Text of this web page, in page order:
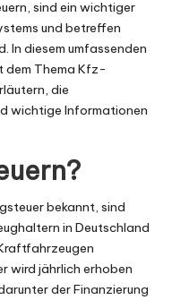
sind ein wichtiger
und betreffen
In diesem umfassenden
dem Thema Kfz-
die
wichtige Informationen
bekannt, sind
in Deutschland
wird jährlich erhoben
der Finanzierung